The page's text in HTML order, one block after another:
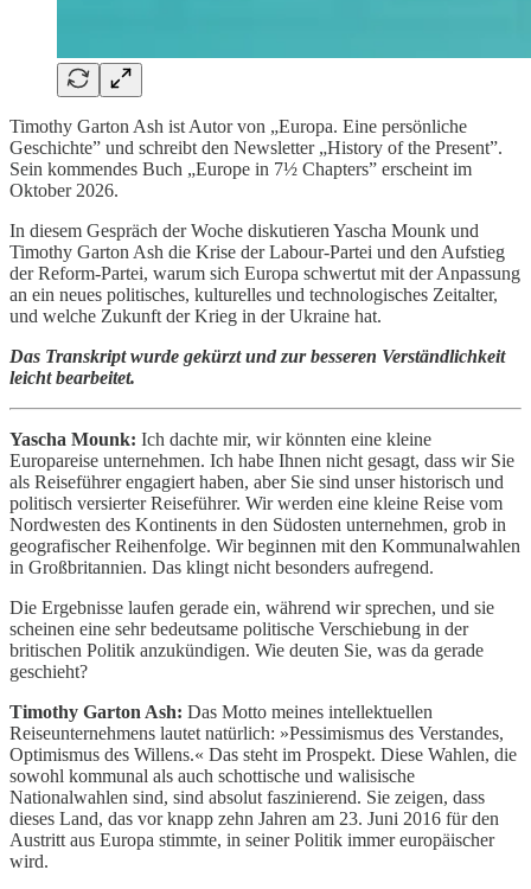
Timothy Garton Ash ist Autor von „Europa. Eine persönliche
Geschichte” und schreibt den Newsletter „History of the Present”.
Sein kommendes Buch „Europe in 7½ Chapters” erscheint im
Oktober 2026.
In diesem Gespräch der Woche diskutieren Yascha Mounk und
Timothy Garton Ash die Krise der Labour-Partei und den Aufstieg
der Reform-Partei, warum sich Europa schwertut mit der Anpassung
an ein neues politisches, kulturelles und technologisches Zeitalter,
und welche Zukunft der Krieg in der Ukraine hat.
Das Transkript wurde gekürzt und zur besseren Verständlichkeit
leicht bearbeitet.
Yascha Mounk: Ich dachte mir, wir könnten eine kleine
Europareise unternehmen. Ich habe Ihnen nicht gesagt, dass wir Sie
als Reiseführer engagiert haben, aber Sie sind unser historisch und
politisch versierter Reiseführer. Wir werden eine kleine Reise vom
Nordwesten des Kontinents in den Südosten unternehmen, grob in
geografischer Reihenfolge. Wir beginnen mit den Kommunalwahlen
in Großbritannien. Das klingt nicht besonders aufregend.
Die Ergebnisse laufen gerade ein, während wir sprechen, und sie
scheinen eine sehr bedeutsame politische Verschiebung in der
britischen Politik anzukündigen. Wie deuten Sie, was da gerade
geschieht?
Timothy Garton Ash: Das Motto meines intellektuellen
Reiseunternehmens lautet natürlich: »Pessimismus des Verstandes,
Optimismus des Willens.« Das steht im Prospekt. Diese Wahlen, die
sowohl kommunal als auch schottische und walisische
Nationalwahlen sind, sind absolut faszinierend. Sie zeigen, dass
dieses Land, das vor knapp zehn Jahren am 23. Juni 2016 für den
Austritt aus Europa stimmte, in seiner Politik immer europäischer
wird.